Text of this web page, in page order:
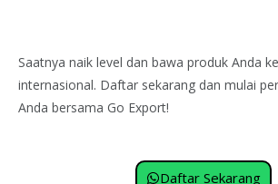
Saatnya naik level dan bawa produk Anda
internasional. Daftar sekarang dan mulai
Anda bersama Go Export!
Daftar Sekarang